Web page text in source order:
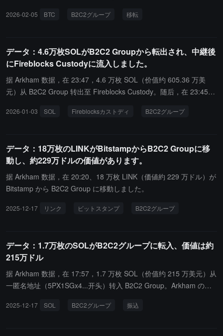
レスは全ての BTC を B2C2 Group に移動しました。
2026-02-05 BTC B2C2グループ 移転
データ：4.6万枚SOLがB2C2 Groupから転出され、中継後
にFireblocks Custodyに流入しました。
据 Arkham 数据，在 23:47，4.6 万枚 SOL（价值约 605.36 万美
元）从 B2C2 Group 转出至 Fireblocks Custody。随后，在 23:45，
3.22 万美元）。Arkham のデータによると、23:47 に 4.6 万 SOL
hood から 2 万 SOL（約 263.22 万ドル相当）を受け取りました。
2026-01-03 SOL Fireblocksカストディ B2C2グループ
データ：18万枚のLINKがBitstampからB2C2 Groupに移
動し、約229万ドルの価値があります。
据 Arkham 数据，在 20:20、18 万枚 LINK（価値約 229 万ドル）が
Bitstamp から B2C2 Group に移動しました。
2025-12-17 リンク ビットスタンプ B2C2グループ
データ：1.7万枚のSOLがB2C2グループに転入、価値は約
215万ドル
据 Arkham 数据，在 17:57，1.7 万枚 SOL（价值约 215 万美元）从
一匿名地址（5PX1SGx4...开头）转入 B2C2 Group。Arkham のデ
が匿名のアドレス（5PX1SGx4...で始まる）から B2C2 Group に転
2025-12-17 SOL B2C2グループ 振込